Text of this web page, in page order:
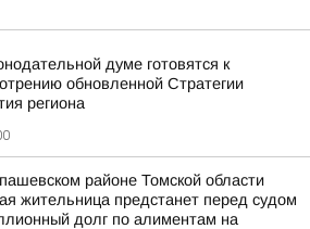
думе готовятся к
обновленной Стратегии
региона
районе Томской области
жительница предстанет перед судом
долг по алиментам на